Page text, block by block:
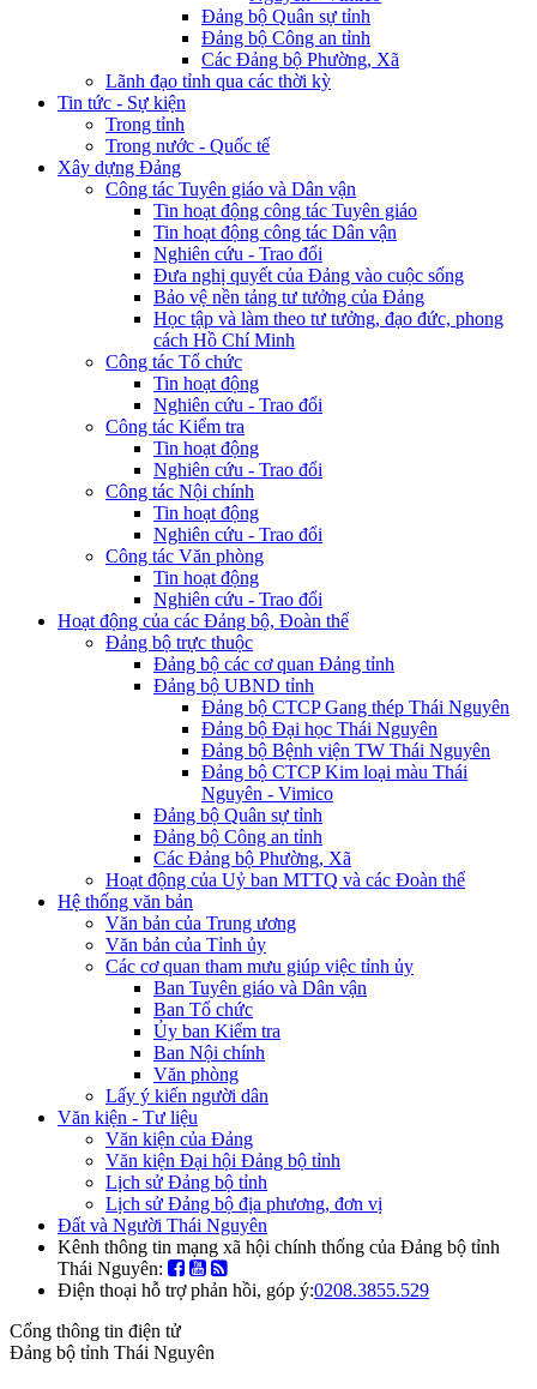
Đảng bộ Quân sự tỉnh
Đảng bộ Công an tỉnh
Các Đảng bộ Phường, Xã
Lãnh đạo tỉnh qua các thời kỳ
Tin tức - Sự kiện
Trong tỉnh
Trong nước - Quốc tế
Xây dựng Đảng
Công tác Tuyên giáo và Dân vận
Tin hoạt động công tác Tuyên giáo
Tin hoạt động công tác Dân vận
Nghiên cứu - Trao đổi
Đưa nghị quyết của Đảng vào cuộc sống
Bảo vệ nền tảng tư tưởng của Đảng
Học tập và làm theo tư tưởng, đạo đức, phong
cách Hồ Chí Minh
Công tác Tổ chức
Tin hoạt động
Nghiên cứu - Trao đổi
Công tác Kiểm tra
Tin hoạt động
Nghiên cứu - Trao đổi
Công tác Nội chính
Tin hoạt động
Nghiên cứu - Trao đổi
Công tác Văn phòng
Tin hoạt động
Nghiên cứu - Trao đổi
Hoạt động của các Đảng bộ, Đoàn thể
Đảng bộ trực thuộc
Đảng bộ các cơ quan Đảng tỉnh
Đảng bộ UBND tỉnh
Đảng bộ CTCP Gang thép Thái Nguyên
Đảng bộ Đại học Thái Nguyên
Đảng bộ Bệnh viện TW Thái Nguyên
Đảng bộ CTCP Kim loại màu Thái
Nguyên - Vimico
Đảng bộ Quân sự tỉnh
Đảng bộ Công an tỉnh
Các Đảng bộ Phường, Xã
Hoạt động của Uỷ ban MTTQ và các Đoàn thể
Hệ thống văn bản
Văn bản của Trung ương
Văn bản của Tỉnh ủy
Các cơ quan tham mưu giúp việc tỉnh ủy
Ban Tuyên giáo và Dân vận
Ban Tổ chức
Ủy ban Kiểm tra
Ban Nội chính
Văn phòng
Lấy ý kiến người dân
Văn kiện - Tư liệu
Văn kiện của Đảng
Văn kiện Đại hội Đảng bộ tỉnh
Lịch sử Đảng bộ tỉnh
Lịch sử Đảng bộ địa phương, đơn vị
Đất và Người Thái Nguyên
Kênh thông tin mạng xã hội chính thống của Đảng bộ tỉnh
Thái Nguyên:
Điện thoại hỗ trợ phản hồi, góp ý:0208.3855.529
Cổng thông tin điện tử
Đảng bộ tỉnh Thái Nguyên